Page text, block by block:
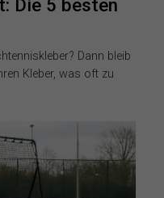
Die 5 besten
Dann bleib
Kleber, was oft zu